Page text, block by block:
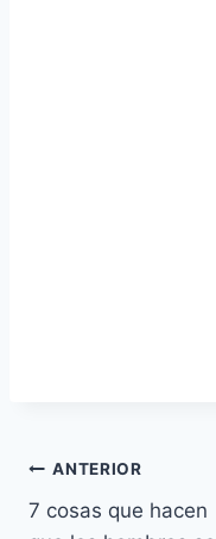
Navegación
de
ANTERIOR
7 cosas que hacen